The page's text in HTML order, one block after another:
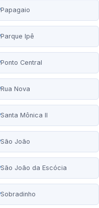
Papagaio
Parque Ipê
Ponto Central
Rua Nova
Santa Mônica II
São João
São João da Escócia
Sobradinho